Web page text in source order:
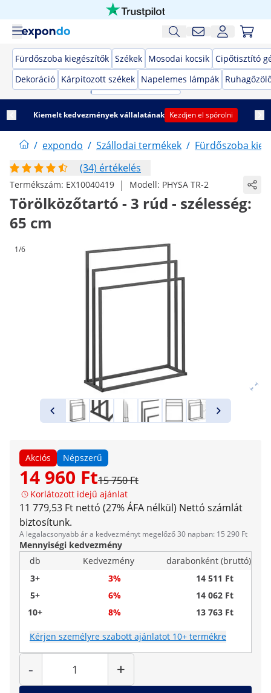
Fürdőszoba kiegészítők Székek Mosodai kocsik Cipőtisztító
Dekoráció Kárpitozott székek Napelemes lámpák
Kiemelt kedvezmények vállalatának Kezdjen el spórolni
/ expondo / Szállodai termékek / Fürdőszoba
(34) értékelés
Termékszám: EX10040419 | Modell: PHYSA TR-2
Törölközőtartó - 3 rúd - szélesség:
65 cm
1/6
Akciós Népszerű
14 960 Ft15 750 Ft
Korlátozott idejű ajánlat
11 779,53 Ft nettó (27% ÁFA nélkül) Nettó számlát
biztosítunk.
A legalacsonyabb ár a kedvezményt megelőző 30 napban: 15 290 Ft
Mennyiségi kedvezmény
db
Kedvezmény
darabonként (bruttó)
3+
3%
14 511 Ft
5+
6%
14 062 Ft
10+
8% 13 763 Ft
Kérjen személyre szabott ajánlatot 10+ termékre
-
Mennyiség
+